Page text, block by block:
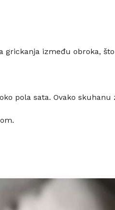
između obroka,
pola sata. Ovako